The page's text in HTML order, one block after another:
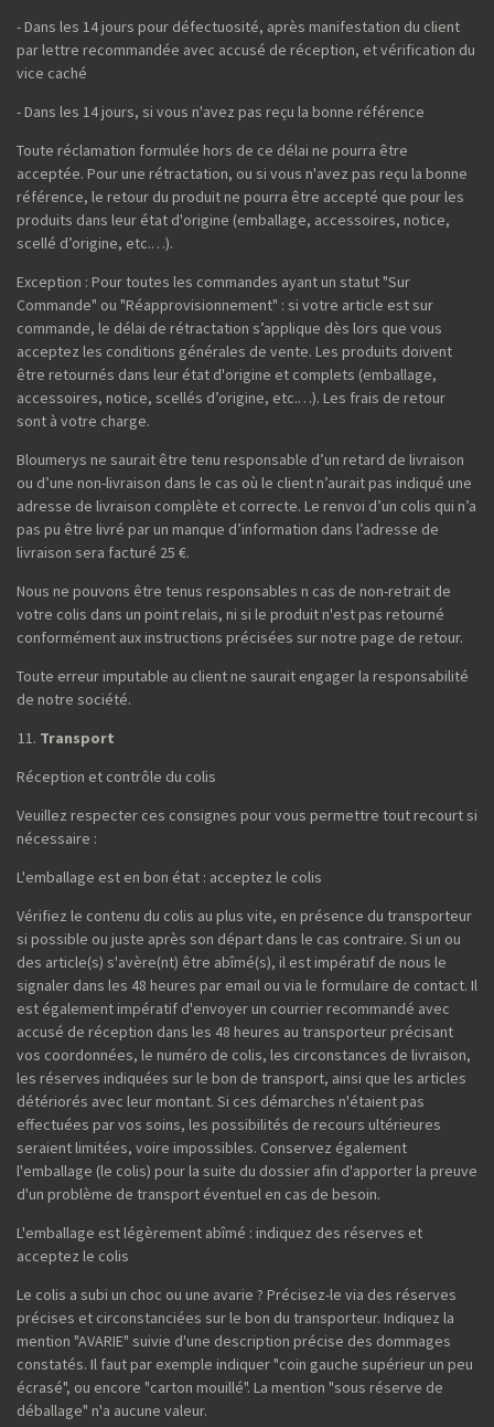
- Dans les 14 jours pour défectuosité, après manifestation du client
par lettre recommandée avec accusé de réception, et vérification du
vice caché
- Dans les 14 jours, si vous n'avez pas reçu la bonne référence
Toute réclamation formulée hors de ce délai ne pourra être
acceptée. Pour une rétractation, ou si vous n'avez pas reçu la bonne
référence, le retour du produit ne pourra être accepté que pour les
produits dans leur état d'origine (emballage, accessoires, notice,
scellé d’origine, etc.…).
Exception : Pour toutes les commandes ayant un statut "Sur
Commande" ou "Réapprovisionnement" : si votre article est sur
commande, le délai de rétractation s’applique dès lors que vous
acceptez les conditions générales de vente. Les produits doivent
être retournés dans leur état d'origine et complets (emballage,
accessoires, notice, scellés d’origine, etc.…). Les frais de retour
sont à votre charge.
Bloumerys ne saurait être tenu responsable d’un retard de livraison
ou d’une non-livraison dans le cas où le client n’aurait pas indiqué une
adresse de livraison complète et correcte. Le renvoi d’un colis qui n’a
pas pu être livré par un manque d’information dans l’adresse de
livraison sera facturé 25 €.
Nous ne pouvons être tenus responsables n cas de non-retrait de
votre colis dans un point relais, ni si le produit n'est pas retourné
conformément aux instructions précisées sur notre page de retour.
Toute erreur imputable au client ne saurait engager la responsabilité
de notre société.
Transport
Réception et contrôle du colis
Veuillez respecter ces consignes pour vous permettre tout recourt si
nécessaire :
L'emballage est en bon état : acceptez le colis
Vérifiez le contenu du colis au plus vite, en présence du transporteur
si possible ou juste après son départ dans le cas contraire. Si un ou
des article(s) s'avère(nt) être abîmé(s), il est impératif de nous le
signaler dans les 48 heures par email ou via le formulaire de contact. Il
est également impératif d'envoyer un courrier recommandé avec
accusé de réception dans les 48 heures au transporteur précisant
vos coordonnées, le numéro de colis, les circonstances de livraison,
les réserves indiquées sur le bon de transport, ainsi que les articles
détériorés avec leur montant. Si ces démarches n'étaient pas
effectuées par vos soins, les possibilités de recours ultérieures
seraient limitées, voire impossibles. Conservez également
l'emballage (le colis) pour la suite du dossier afin d'apporter la preuve
d'un problème de transport éventuel en cas de besoin.
L'emballage est légèrement abîmé : indiquez des réserves et
acceptez le colis
Le colis a subi un choc ou une avarie ? Précisez-le via des réserves
précises et circonstanciées sur le bon du transporteur. Indiquez la
mention "AVARIE" suivie d'une description précise des dommages
constatés. Il faut par exemple indiquer "coin gauche supérieur un peu
écrasé", ou encore "carton mouillé". La mention "sous réserve de
déballage" n'a aucune valeur.